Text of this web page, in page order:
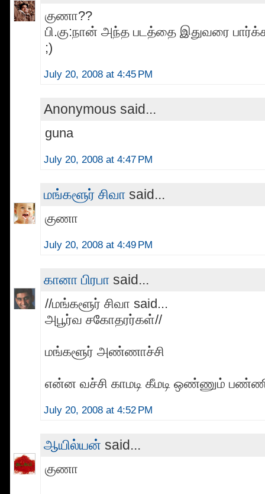
குணா??
பி.கு:நான் அந்த படத்தை இதுவரை
;)
July 20, 2008 at 4:45 PM
Anonymous said...
guna
July 20, 2008 at 4:47 PM
மங்களூர் சிவா said...
குணா
July 20, 2008 at 4:49 PM
கானா பிரபா said...
//மங்களூர் சிவா said...
அபூர்வ சகோதரர்கள்//
மங்களூர் அண்ணாச்சி
என்ன வச்சி காமடி கீமடி ஒண்ணும்
July 20, 2008 at 4:52 PM
ஆயில்யன் said...
குணா